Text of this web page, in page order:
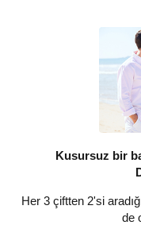
Kusursuz bir
Her 3 çiftten 2'si
de